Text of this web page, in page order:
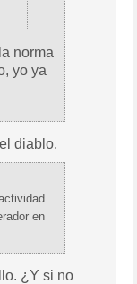
norma
yo ya
diablo.
en
¿Y si no